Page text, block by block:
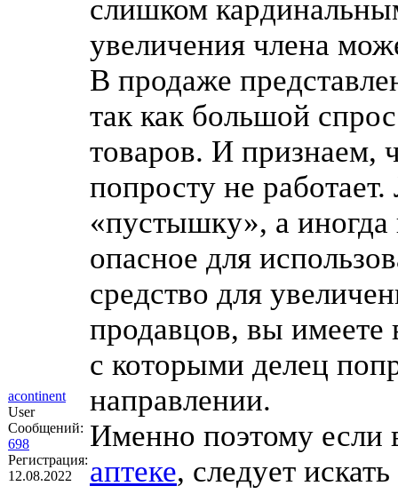
acontinent
User
Сообщений:
698
Регистрация:
12.08.2022
слишком
увеличения члена
В продаже
так как большой
товаров. И признаем,
попросту не
«пустышку», а
опасное для
средство для
продавцов, вы имеете
с которыми делец
направлении.
Именно поэтому если
аптеке, следует